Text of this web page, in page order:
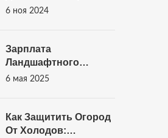
Простые Советы И
6 ноя 2024
Зарплата
Ландшафтного
Дизайнера В
Зарабатывают
6 мая 2025
Как Защитить Огород
От Холодов: